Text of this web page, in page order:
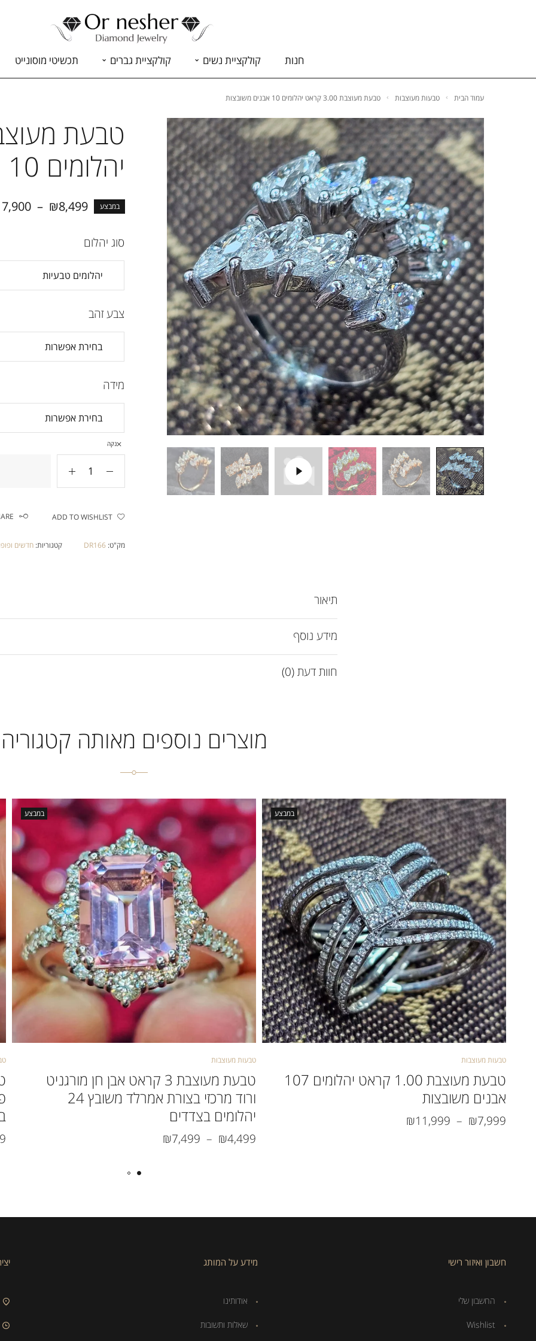
חנות קולקציית נשים קולקציית גברים תכשיטי מוסונייט
עמוד הבית טבעות מעוצבות טבעת מעוצבת 3.00 קראט יהלומים 10 אבנים משובצות
יהלומים 10 אבנים משובצות
במבצע ₪8,499
–
סוג יהלום
צבע זהב
מידה
נקה
ADD TO WISHLIST
מק"ט: DR166 קטגוריות: חדשים
תיאור
מידע נוסף
חוות דעת (0)
מוצרים נוספים מאותה קטגוריה
במבצע
טבעות מעוצבות
טבעת מעוצבת 1.00 קראט יהלומים 107
אבנים משובצות
₪7,999
–
₪11,999
במבצע
טבעות מעוצבות
טבעת מעוצבת 3 קראט אבן חן מורגניט
ורוד מרכזי בצורת אמרלד משובץ 24
יהלומים בצדדים
₪4,499
–
₪7,499
חשבון ואיזור רישי
החשבון שלי
Wishlist
מידע על המותג
אודותינו
שאלות ותשובות